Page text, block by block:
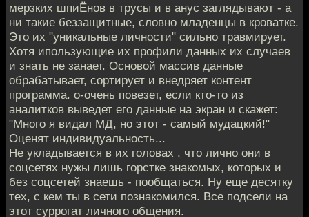
мерзких шпиЁнов в трусы и в анус заглядывают - а
ни такие беззащитные, словно младенцы в кроватке.
Это их "уникальные личности" сильно травмирует.
Хотя ипользующие их профили данных их случаев
и знать не занает. Основой массив данные
обрабатывает, сортирует и внедряет контент
программа. о-очень повезет, если кто-то из
аналитков выведет его данные на экран и скажет:
"Много я видал МД, но этот - самый мудацкий!"
Оценят индивидуальность...
Не укладывается в их головах , что лично они в
соцсетях нужы лишь горстке знакомых, которых и
без соцсетей знаешь - пообщаться. Ну еще десятку
тех, с кем ты в сети познакомился. Все подсели на
этот суррогат личного общения.